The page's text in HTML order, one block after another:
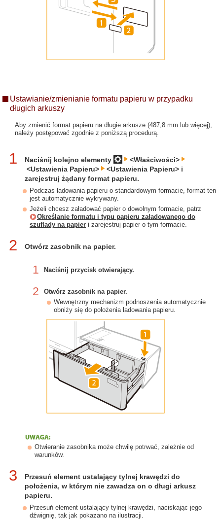
Ustawianie/zmienianie formatu papieru w przypadku
długich arkuszy
Aby zmienić format papieru na długie arkusze (487,8 mm lub więcej),
należy postępować zgodnie z poniższą procedurą.
1 Naciśnij kolejno elementy
<Właściwości>
<Ustawienia Papieru>
<Ustawienia Papieru> i
zarejestruj żądany format papieru.
Podczas ładowania papieru o standardowym formacie, format ten
jest automatycznie wykrywany.
Jeżeli chcesz załadować papier o dowolnym formacie, patrz
Określanie formatu i typu papieru załadowanego do
szuflady na papier i zarejestruj papier o tym formacie.
2 Otwórz zasobnik na papier.
1 Naciśnij przycisk otwierający.
2
Otwórz zasobnik na papier.
Wewnętrzny mechanizm podnoszenia automatycznie
obniży się do położenia ładowania papieru.
Otwieranie zasobnika może chwilę potrwać, zależnie od
warunków.
3
Przesuń element ustalający tylnej krawędzi do
położenia, w którym nie zawadza on o długi arkusz
papieru.
Przesuń element ustalający tylnej krawędzi, naciskając jego
dźwignię, tak jak pokazano na ilustracji.